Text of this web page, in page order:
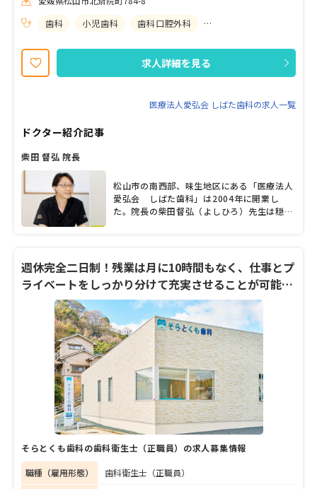
して仕事を続けていける環境を目指している当院。あなたらしい働
き方のできる職場をお探しの方は、ぜひ当院へご応募ください！ し
ばた歯科の３つの特徴 ●自由参加のBBQや慰安旅行なども行うアッ
スキルアップを目指す方へのサポート体制が整っています ●週休２
日だけではなく週休３日も選択できるので、私生活を大切にしたい
歯科
小児歯科 歯科口腔外科 矯正歯科
求人詳細を見る
医療法人愛弘会 しばた歯科の求人一覧
ドクター紹介記事
柴田 督弘 院長
松山市の南西部、味生地区にある「医療法人
愛弘会 しばた歯科」は2004年に開業し
た。院長の柴田督弘（よしひろ）先生は穏や
スタッフの対応にも常に気を配っている。
「歯科医師はお口の中で大工のようなことを
している、よくしゃべる職人」と柴田院長。
インフォームドコンセントを重視して、患者
とのコミュニケーションを密に行い、こまや
かな説明を欠かさない。「地元への恩返しを
したい」と話す柴田院長に、地域医療への想
いや、クリニックの理念を聞いた。
週休完全二日制！残業は月に10時間もなく、仕事とプ
ライベートをしっかり分けて充実させることが可能で
そらとくも歯科の歯科衛生士（正職員）の求人募集情報
職種（雇用形態）
歯科衛生士（正職員）